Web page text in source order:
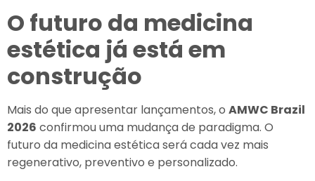
O futuro da medicina
estética já está em
construção
Mais do que apresentar lançamentos, o AMWC Brazil
2026 confirmou uma mudança de paradigma. O
futuro da medicina estética será cada vez mais
regenerativo, preventivo e personalizado.